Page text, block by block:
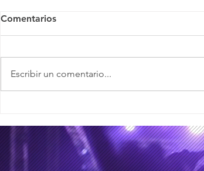
los días de la partida de
Kavinsky y Glen Hansard
Comentarios
Escribir un comentario...